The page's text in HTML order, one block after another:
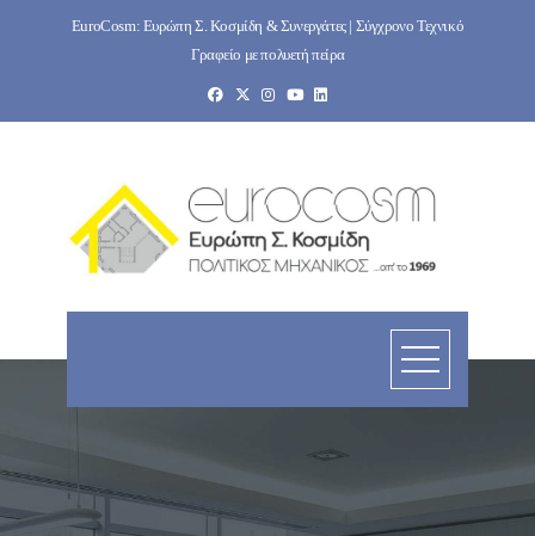
EuroCosm: Ευρώπη Σ. Κοσμίδη & Συνεργάτες | Σύγχρονο Τεχνικό
Γραφείο με πολυετή πείρα